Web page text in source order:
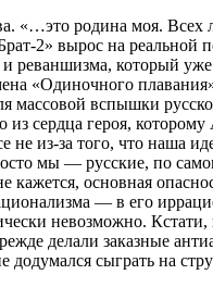
«…это родина моя. Всех
2» вырос на реальной
реваншизма, который уже
«Одиночного
массовой вспышки
из сердца героя,
не из-за того, что наша
мы — русские, по
кажется, основная
— в его
невозможно.
делали заказные
додумался сыграть на